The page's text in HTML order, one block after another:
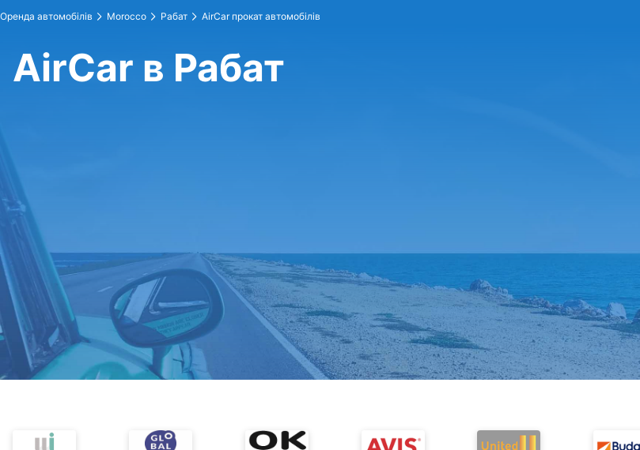
Оренда автомобілів Morocco Рабат AirCar прокат автомобілів
AirCar в Рабат